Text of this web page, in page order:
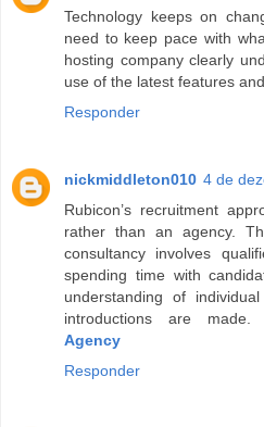
Technology keeps on
need to keep pace with
hosting company clearly
use of the latest features
Responder
nickmiddleton010 4 de
Rubicon’s recruitment
rather than an agency.
consultancy involves
spending time with
understanding of
introductions are made.
Agency
Responder